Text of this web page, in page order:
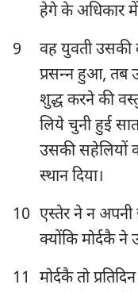
हेगे के अधिकार में
9
वह युवती उसकी
प्रसन्‍न हुआ, तब
शुद्ध करने की
लिये चुनी हुई
उसकी सहेलियों
स्थान दिया।
10 एस्तेर ने न अपनी
क्योंकि मोर्दकै ने
11
मोर्दकै तो